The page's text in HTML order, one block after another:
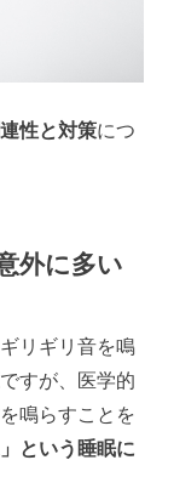
性と対策につ
外に多い
リギリ音を鳴
すが、医学的
鳴らすことを
という睡眠に